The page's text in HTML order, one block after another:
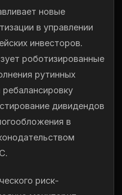
новые
в управлении
инвесторов.
роботизированные
рутинных
дивидендов
в
риск-